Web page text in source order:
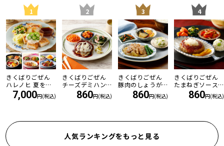
1
きくばりごぜん
ハレノヒ 夏を乗
り切る8食セット
・2026年8月
7,000円(税込)
2
きくばりごぜん
チーズデミハン
バーグ860円(税込)
3
きくばりごぜん
豚肉のしょうが
860円(税込)
4
きくばりごぜん
たまねぎソース
の和風ハンバー
860円(税込)
人気ランキングをもっと見る